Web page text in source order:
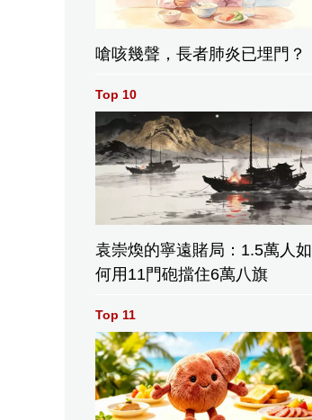
嗆咳幾聲，長者肺炎已埋門？
Top 10
袁崇煥的寧遠賭局：1.5萬人如
何用11門砲擋住6萬八旗
Top 11